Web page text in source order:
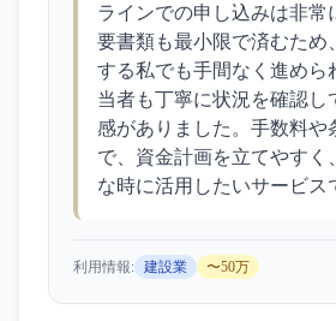
ラインでの申し込みは非常
要書類も最小限で済むため
する私でも手間なく進めら
当者も丁寧に状況を確認し
感がありました。手数料や
で、資金計画を立てやすく
な時に活用したいサービス
利用情報: 建設業 〜50万